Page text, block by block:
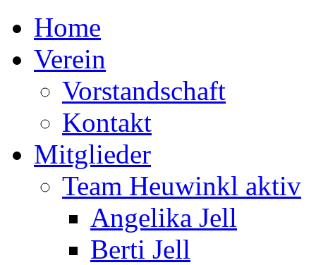
Home
Verein
Vorstandschaft
Kontakt
Mitglieder
Team Heuwinkl aktiv
Angelika Jell
Berti Jell